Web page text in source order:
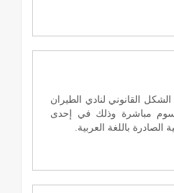
القانوني لنادي الطيران
مباشرة وذلك في إحدى
الصادرة باللغة العربية.